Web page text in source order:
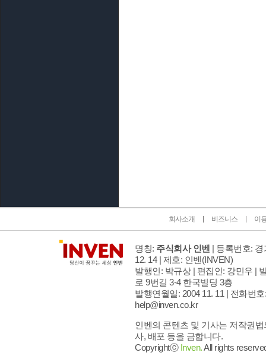
회사소개 비즈니스 이
명칭: 주식회사 인벤 | 등록번호:
12. 14 | 제호: 인벤(INVEN)
발행인: 박규상 | 편집인: 강민우 |
로 9번길 3-4 한국빌딩 3층
발행연월일: 2004 11. 11 | 전화번호
help@inven.co.kr
인벤의 콘텐츠 및 기사는 저작권
사, 배포 등을 금합니다.
Copyrightⓒ Inven.All rights